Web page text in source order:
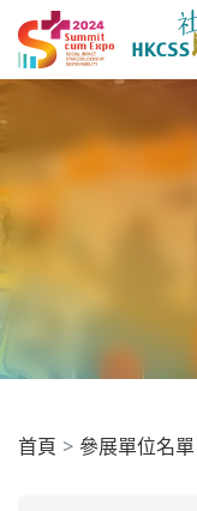
首頁 參展單位名單